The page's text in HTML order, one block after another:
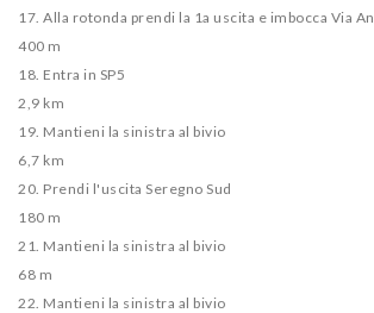
17. Alla rotonda prendi la 1a uscita e imbocca Via
400 m
18. Entra in SP5
2,9 km
19. Mantieni la sinistra al bivio
6,7 km
20. Prendi l'uscita Seregno Sud
180 m
21. Mantieni la sinistra al bivio
68 m
22. Mantieni la sinistra al bivio